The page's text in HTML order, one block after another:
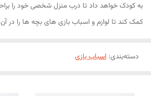
به کودک خواهد داد تا درب منزل شخصی خود را
کمک کند تا لوازم و اسباب بازی های بچه ها را در
دسته‌بندی: اسباب بازی